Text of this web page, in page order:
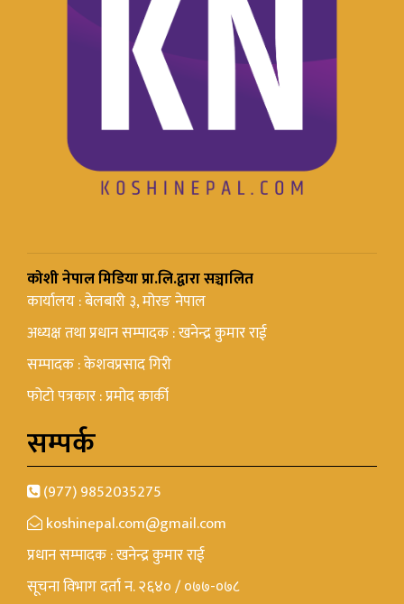
कोशी नेपाल मिडिया प्रा.लि.द्वारा सञ्चालित
कार्यालय : बेलबारी ३, मोरङ नेपाल
अध्यक्ष तथा प्रधान सम्पादक : खनेन्द्र कुमार राई
सम्पादक : केशवप्रसाद गिरी
फोटो पत्रकार : प्रमोद कार्की
सम्पर्क
(977) 9852035275
koshinepal.com@gmail.com
प्रधान सम्पादक : खनेन्द्र कुमार राई
सूचना विभाग दर्ता न. २६४० / ०७७-०७८